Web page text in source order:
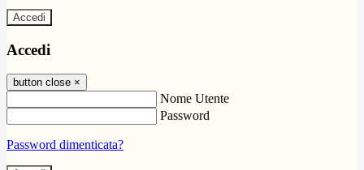
Accedi
Accedi
button close ×
Nome Utente
Password
Password dimenticata?